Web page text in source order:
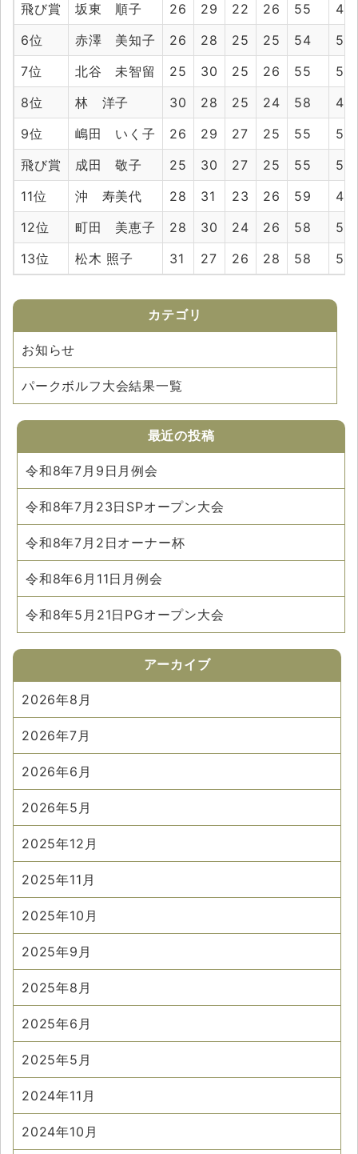
飛び賞
坂東 順子 26 29 22 26 55
48
6位
赤澤 美知子 26 28 25 25 54
50
7位
北谷 未智留 25 30 25 26 55
51
8位
林 洋子 30 28 25 24 58
49
9位
嶋田 いく子 26 29 27 25 55
52
飛び賞
成田 敬子 25 30 27 25 55
52
11位
沖 寿美代 28 31 23 26 59
49
12位
町田 美恵子 28 30 24 26 58
50
13位
松木 照子 31 27 26 28 58 54
カテゴリ
お知らせ
パークボルフ大会結果一覧
最近の投稿
令和8年7月9日月例会
令和8年7月23日SPオープン大会
令和8年7月2日オーナー杯
令和8年6月11日月例会
令和8年5月21日PGオープン大会
アーカイブ
2026年8月
2026年7月
2026年6月
2026年5月
2025年12月
2025年11月
2025年10月
2025年9月
2025年8月
2025年6月
2025年5月
2024年11月
2024年10月